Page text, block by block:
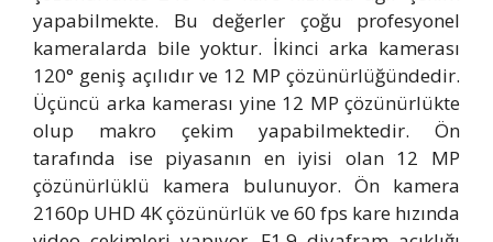
yapabilmekte. Bu değerler çoğu profesyonel
kameralarda bile yoktur. İkinci arka kamerası
120° geniş açılıdır ve 12 MP çözünürlüğündedir.
Üçüncü arka kamerası yine 12 MP çözünürlükte
olup makro çekim yapabilmektedir. Ön
tarafında ise piyasanın en iyisi olan 12 MP
çözünürlüklü kamera bulunuyor. Ön kamera
2160p UHD 4K çözünürlük ve 60 fps kare hızında